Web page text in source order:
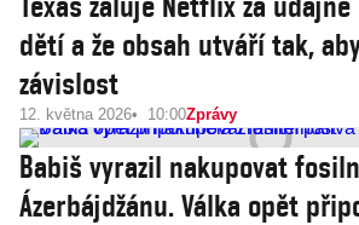
dětí a že obsah utváří tak,
závislost
12. května 2026 10:00Zprávy
Babiš vyrazil nakupovat
Ázerbájdžánu. Válka opět